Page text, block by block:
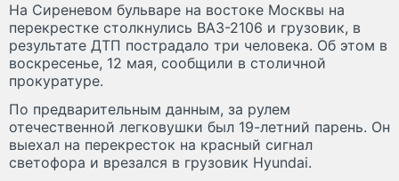
На Сиреневом бульваре на востоке Москвы на
перекрестке столкнулись ВАЗ-2106 и грузовик, в
результате ДТП пострадало три человека. Об этом в
воскресенье, 12 мая, сообщили в столичной
прокуратуре.
По предварительным данным, за рулем
отечественной легковушки был 19-летний парень. Он
выехал на перекресток на красный сигнал
светофора и врезался в грузовик Hyundai.